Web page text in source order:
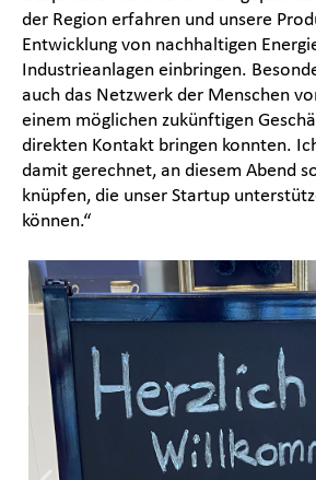
der Region erfahren und unsere
Entwicklung von nachhaltigen
Industrieanlagen einbringen.
auch das Netzwerk der Menschen
einem möglichen zukünftigen
direkten Kontakt bringen konnten.
damit gerechnet, an diesem Abend
knüpfen, die unser Startup
können.“